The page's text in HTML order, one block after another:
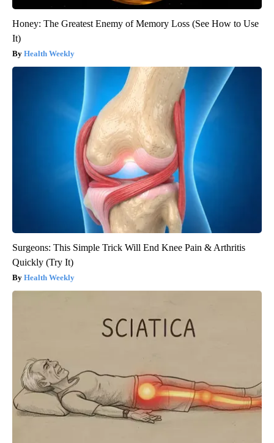
Honey: The Greatest Enemy of Memory Loss (See How to Use
It)
Health Weekly
Surgeons: This Simple Trick Will End Knee Pain & Arthritis
Quickly (Try It)
Health Weekly